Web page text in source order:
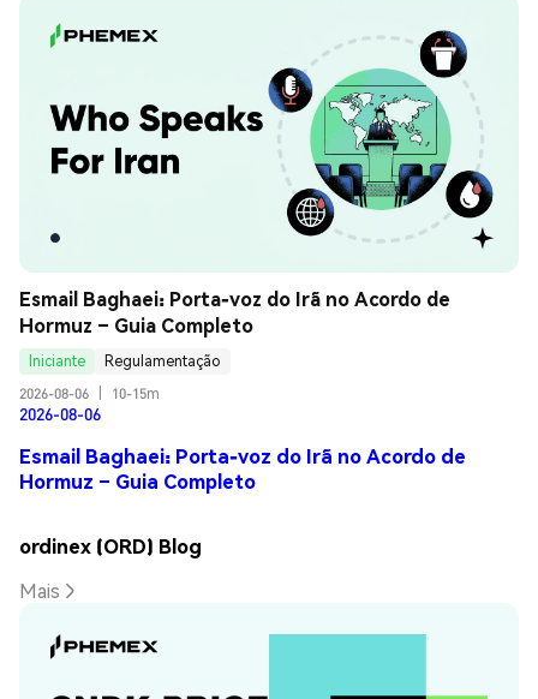
Esmail Baghaei: Porta-voz do Irã no Acordo de
Hormuz – Guia Completo
Iniciante
Regulamentação
2026-08-06
10-15m
2026-08-06
Esmail Baghaei: Porta-voz do Irã no Acordo de
Hormuz – Guia Completo
ordinex (ORD) Blog
Mais